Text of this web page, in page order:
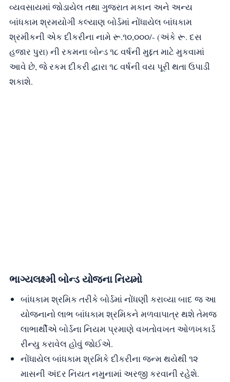
વ્યવસાયમાં જોડાયેલ તથા ગુજરાત મકાન અને અન્ય
બાંધકામ શ્રમયોગી કલ્યાણ બોર્ડમાં નોંધાયેલ બાંધકામ
શ્રમીકની એક દીકરીના નામે રૂ.૧૦,૦૦૦/- (અંકે રૂ. દસ
હજાર પુરા) ની રકમના બોન્ડ ૧૮ વર્ષની મુદ્દત માટે મુકવામાં
આવે છે, જે રકમ દીકરી દ્વારા ૧૮ વર્ષની વય પૂરી થતા ઉપાડી
શકાશે.
ભાગ્યલક્ષ્મી બોન્ડ યોજના નિયમો
બાંધકામ શ્રમિક તરીકે બોર્ડમાં નોંધણી કરાવ્યા બાદ જ આ
યોજનાનો લાભ બાંધકામ શ્રમિકને મળવાપાત્ર થશે તેમજ
લાભાર્થીએ બોર્ડના નિયમ પ્રમાણે વખતોવખત ઓળખકાર્ડ
રીન્યુ કરાવેલ હોવું જોઈએ.
નોંધાયેલ બાંધકામ શ્રમિકે દીકરીના જન્મ થયેથી ૧૨
માસની અંદર નિયત નમુનામાં અરજી કરવાની રહેશે.